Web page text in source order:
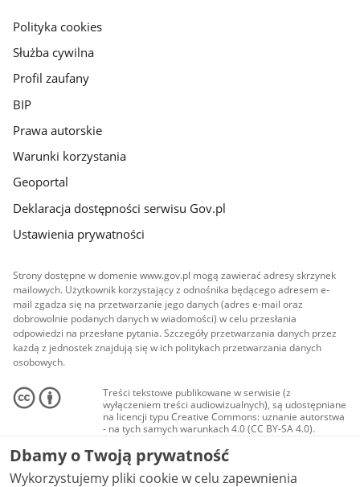
gov.pl
Polityka cookies
Służba cywilna
Profil zaufany
BIP
Prawa autorskie
Warunki korzystania
Geoportal
Deklaracja dostępności serwisu Gov.pl
Ustawienia prywatności
Strony dostępne w domenie www.gov.pl mogą zawierać adresy skrzynek
mailowych. Użytkownik korzystający z odnośnika będącego adresem e-
mail zgadza się na przetwarzanie jego danych (adres e-mail oraz
dobrowolnie podanych danych w wiadomości) w celu przesłania
odpowiedzi na przesłane pytania. Szczegóły przetwarzania danych przez
każdą z jednostek znajdują się w ich politykach przetwarzania danych
osobowych.
Treści tekstowe publikowane w serwisie (z
wyłączeniem treści audiowizualnych), są udostępniane
na licencji typu Creative Commons: uznanie autorstwa
- na tych samych warunkach 4.0 (CC BY-SA 4.0).
Materiały audiowizualne, w tym zdjęcia, materiały
audio i wideo, są udostępniane na licencji typu
Creative Commons: uznanie autorstwa użycie
niekomercyjne - bez utworów zależnych 4.0 (CC BY-
Dbamy o Twoją prywatność
Wykorzystujemy pliki cookie w celu zapewnienia